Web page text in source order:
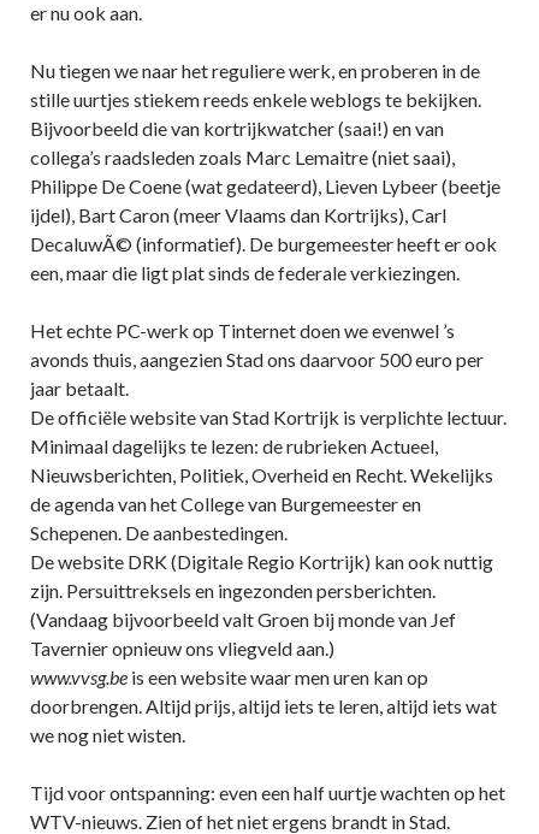
er nu ook aan.
Nu tiegen we naar het reguliere werk, en proberen in de
stille uurtjes stiekem reeds enkele weblogs te bekijken.
Bijvoorbeeld die van kortrijkwatcher (saai!) en van
collega’s raadsleden zoals Marc Lemaitre (niet saai),
Philippe De Coene (wat gedateerd), Lieven Lybeer (beetje
ijdel), Bart Caron (meer Vlaams dan Kortrijks), Carl
DecaluwÃ© (informatief). De burgemeester heeft er ook
een, maar die ligt plat sinds de federale verkiezingen.
Het echte PC-werk op Tinternet doen we evenwel ’s
avonds thuis, aangezien Stad ons daarvoor 500 euro per
jaar betaalt.
De officiële website van Stad Kortrijk is verplichte lectuur.
Minimaal dagelijks te lezen: de rubrieken Actueel,
Nieuwsberichten, Politiek, Overheid en Recht. Wekelijks
de agenda van het College van Burgemeester en
Schepenen. De aanbestedingen.
De website DRK (Digitale Regio Kortrijk) kan ook nuttig
zijn. Persuittreksels en ingezonden persberichten.
(Vandaag bijvoorbeeld valt Groen bij monde van Jef
Tavernier opnieuw ons vliegveld aan.)
www.vvsg.be is een website waar men uren kan op
doorbrengen. Altijd prijs, altijd iets te leren, altijd iets wat
we nog niet wisten.
Tijd voor ontspanning: even een half uurtje wachten op het
WTV-nieuws. Zien of het niet ergens brandt in Stad.